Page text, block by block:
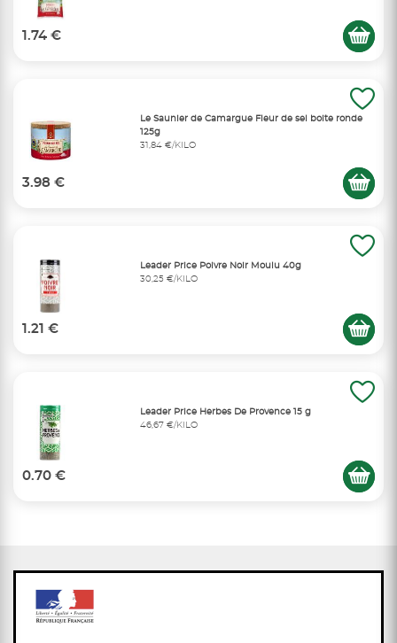
1.74 €
Le Saunier de Camargue Fleur de sel boite ronde
125g
31,84 €/KILO
3.98 €
Leader Price Poivre Noir Moulu 40g
30,25 €/KILO
1.21 €
Leader Price Herbes De Provence 15 g
46,67 €/KILO
0.70 €